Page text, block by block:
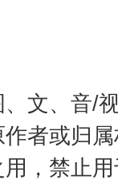
、文、音/
者或归
，禁止